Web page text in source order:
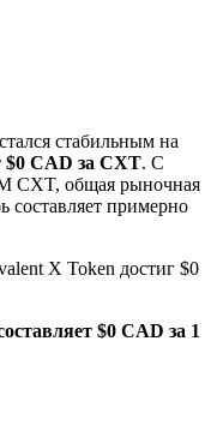
металлы и
стабильным на
$0 CAD за CXT. С
CXT, общая рыночная
составляет примерно
X Token достиг $0
$0 CAD за 1